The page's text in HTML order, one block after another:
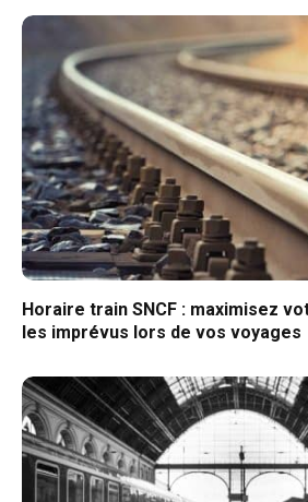
Horaire train SNCF : maximisez
les imprévus lors de vos voyages